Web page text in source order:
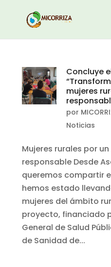
Concluye
mujeres
por
Noticias
Mujeres rurales por
responsable Desde
queremos compartir
hemos estado
mujeres del ámbito
proyecto, financiado
General de Salud
de Sanidad de...